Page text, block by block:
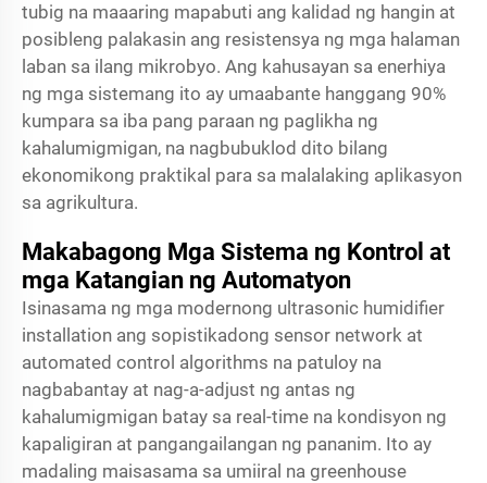
tubig na maaaring mapabuti ang kalidad ng hangin at
posibleng palakasin ang resistensya ng mga halaman
laban sa ilang mikrobyo. Ang kahusayan sa enerhiya
ng mga sistemang ito ay umaabante hanggang 90%
kumpara sa iba pang paraan ng paglikha ng
kahalumigmigan, na nagbubuklod dito bilang
ekonomikong praktikal para sa malalaking aplikasyon
sa agrikultura.
Makabagong Mga Sistema ng Kontrol at
mga Katangian ng Automatyon
Isinasama ng mga modernong ultrasonic humidifier
installation ang sopistikadong sensor network at
automated control algorithms na patuloy na
nagbabantay at nag-a-adjust ng antas ng
kahalumigmigan batay sa real-time na kondisyon ng
kapaligiran at pangangailangan ng pananim. Ito ay
madaling maisasama sa umiiral na greenhouse